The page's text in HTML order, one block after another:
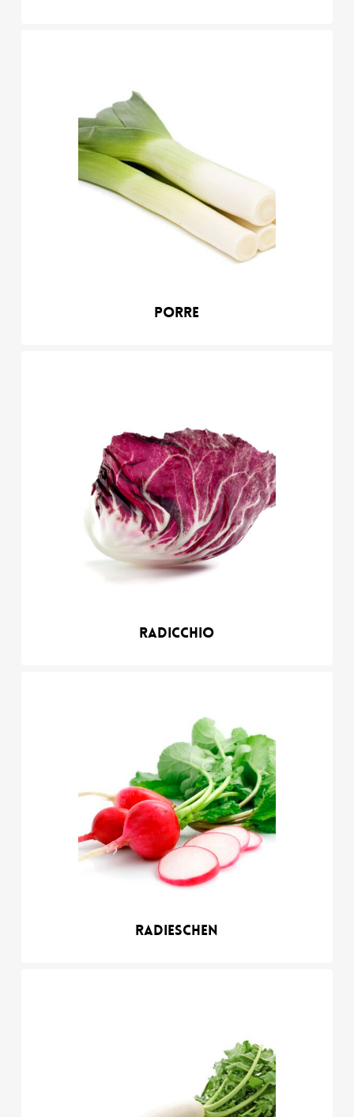
Porre
Radicchio
Radieschen